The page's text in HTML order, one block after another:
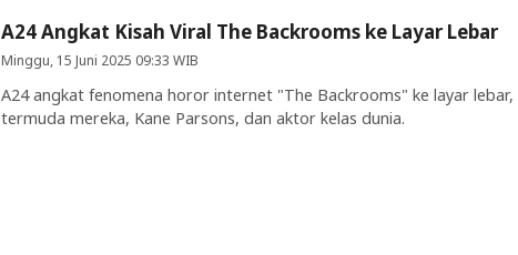
A24 Angkat Kisah Viral The Backrooms ke Layar Lebar
Minggu, 15 Juni 2025 09:33 WIB
A24 angkat fenomena horor internet "The Backrooms" ke layar
termuda mereka, Kane Parsons, dan aktor kelas dunia.